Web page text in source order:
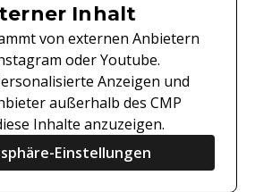
Inhalt
von externen Anbietern
oder Youtube.
Anzeigen und
außerhalb des CMP
Inhalte anzuzeigen.
Einstellungen